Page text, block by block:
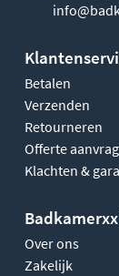
Betalen
Verzenden
Retourneren
Offerte
Klachten &
Over ons
Zakelijk